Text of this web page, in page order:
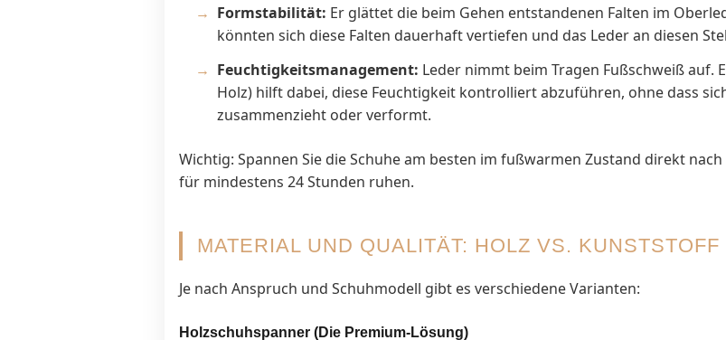
Formstabilität: Er glättet die beim Gehen entstandenen Falten im
könnten sich diese Falten dauerhaft vertiefen und das Leder an diesen
Feuchtigkeitsmanagement: Leder nimmt beim Tragen Fußschweiß auf.
Holz) hilft dabei, diese Feuchtigkeit kontrolliert abzuführen, ohne dass
zusammenzieht oder verformt.
Wichtig: Spannen Sie die Schuhe am besten im fußwarmen Zustand direkt
für mindestens 24 Stunden ruhen.
MATERIAL UND QUALITÄT: HOLZ VS. KUNSTSTOFF
Je nach Anspruch und Schuhmodell gibt es verschiedene Varianten:
Holzschuhspanner (Die Premium-Lösung)